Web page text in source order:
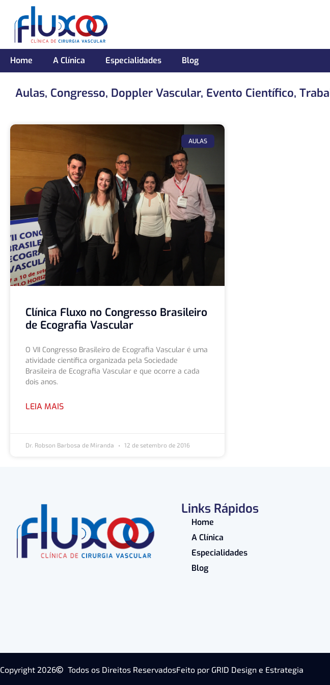
Home A Clínica Especialidades Blog
Aulas, Congresso, Doppler Vascular, Evento Científico,
AULAS
Clínica Fluxo no Congresso Brasileiro
de Ecografia Vascular
O VII Congresso Brasileiro de Ecografia Vascular é uma
atividade científica organizada pela Sociedade
Brasileira de Ecografia Vascular e que ocorre a cada
dois anos.
LEIA MAIS
Dr. Robson Barbosa de Miranda 12 de setembro de 2016
Links Rápidos
Home
A Clínica
Especialidades
Blog
Copyright 2026 Todos os Direitos ReservadosFeito por GRID Design e Estrategia